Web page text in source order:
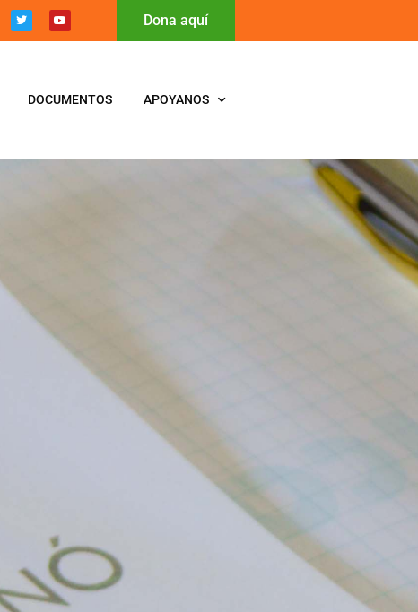
Dona aquí
DOCUMENTOS APOYANOS